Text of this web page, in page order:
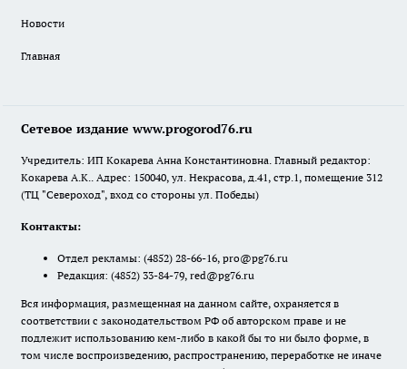
Новости
Главная
Сетевое издание www.progorod76.ru
Учредитель: ИП Кокарева Анна Константиновна. Главный редактор:
Кокарева А.К.. Адрес: 150040, ул. Некрасова, д.41, стр.1, помещение 312
(ТЦ "Североход", вход со стороны ул. Победы)
Контакты:
Отдел рекламы: (4852) 28-66-16, pro@pg76.ru
Редакция: (4852) 33-84-79, red@pg76.ru
Вся информация, размещенная на данном сайте, охраняется в
соответствии с законодательством РФ об авторском праве и не
подлежит использованию кем-либо в какой бы то ни было форме, в
том числе воспроизведению, распространению, переработке не иначе